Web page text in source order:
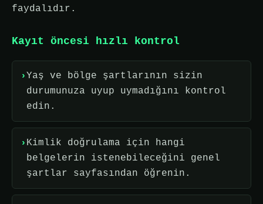
faydalıdır.
Kayıt öncesi hızlı kontrol
Yaş ve bölge şartlarının sizin
durumunuza uyup uymadığını kontrol
edin.
Kimlik doğrulama için hangi
belgelerin istenebileceğini genel
şartlar sayfasından öğrenin.